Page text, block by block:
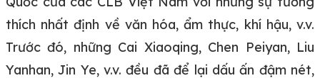
thích nhất định về văn hóa, ẩm thực, khí hậu, v.v.
Trước đó, những Cai Xiaoqing, Chen Peiyan, Liu
Yanhan, Jin Ye, v.v. đều đã để lại dấu ấn đậm nét,